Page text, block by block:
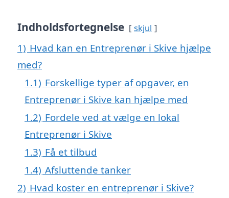
Indholdsfortegnelse skjul
1) Hvad kan en Entreprenør i Skive hjælpe
med?
1.1) Forskellige typer af opgaver, en
Entreprenør i Skive kan hjælpe med
1.2) Fordele ved at vælge en lokal
Entreprenør i Skive
1.3) Få et tilbud
1.4) Afsluttende tanker
2) Hvad koster en entreprenør i Skive?